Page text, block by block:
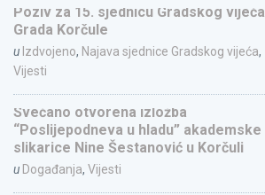
Poziv za 15. sjednicu Gradskog vijeća
Grada Korčule
u Izdvojeno, Najava sjednice Gradskog vijeća,
Vijesti
Svečano otvorena izložba
“Poslijepodneva u hladu” akademske
slikarice Nine Šestanović u Korčuli
u Događanja, Vijesti